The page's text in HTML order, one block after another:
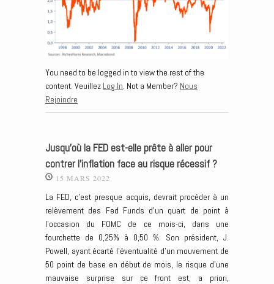
You need to be logged in to view the rest of the
content. Veuillez Log In. Not a Member? Nous
Rejoindre
Jusqu’où la FED est-elle prête à aller pour
contrer l’inflation face au risque récessif ?
15 MARS 2022
La FED, c’est presque acquis, devrait procéder à un
relèvement des Fed Funds d’un quart de point à
l’occasion du FOMC de ce mois-ci, dans une
fourchette de 0,25% à 0,50 %. Son président, J.
Powell, ayant écarté l’éventualité d’un mouvement de
50 point de base en début de mois, le risque d’une
mauvaise surprise sur ce front est, a priori,